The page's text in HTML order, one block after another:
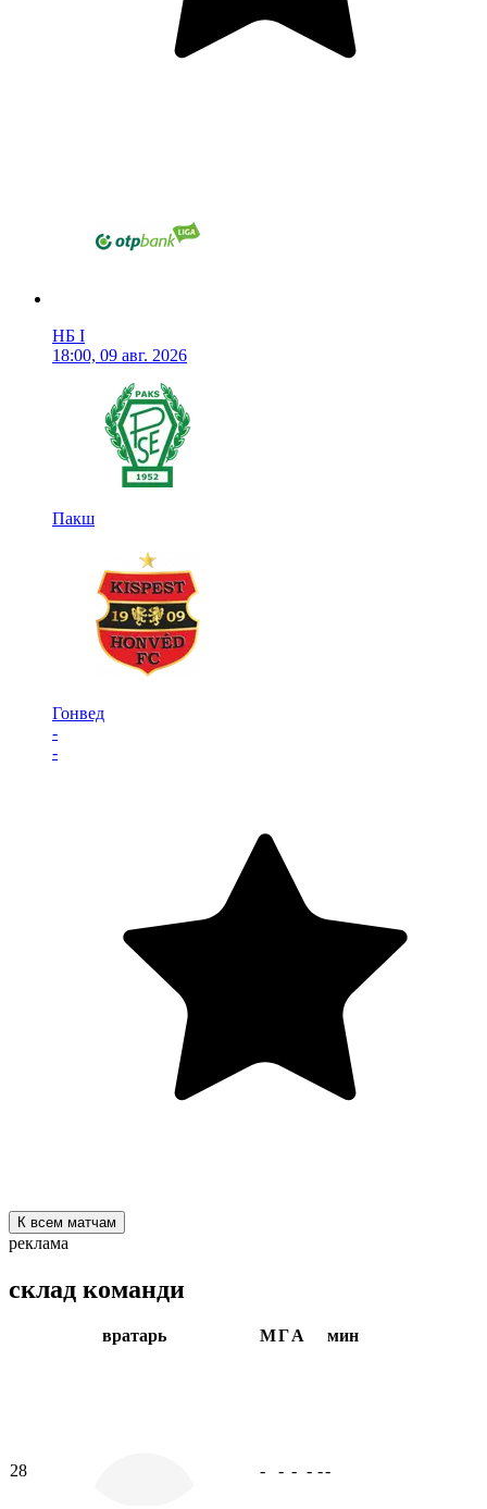
НБ I
18:00, 09 авг. 2026
Пакш
Гонвед
-
-
К всем матчам
реклама
склад команди
вратарь МГА мин
28 - - - - --